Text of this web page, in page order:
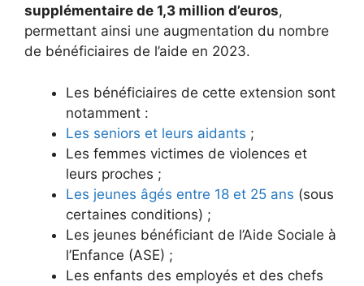
supplémentaire de 1,3 million d’euros,
permettant ainsi une augmentation du nombre
de bénéficiaires de l’aide en 2023.
Les bénéficiaires de cette extension sont
notamment :
Les seniors et leurs aidants ;
Les femmes victimes de violences et
leurs proches ;
Les jeunes âgés entre 18 et 25 ans (sous
certaines conditions) ;
Les jeunes bénéficiant de l’Aide Sociale à
l’Enfance (ASE) ;
Les enfants des employés et des chefs